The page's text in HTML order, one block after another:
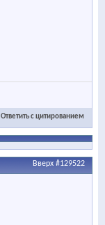
Ответить с цитированием
Вверх #129522